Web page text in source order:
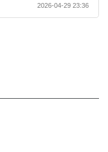
2026-04-29 23:36